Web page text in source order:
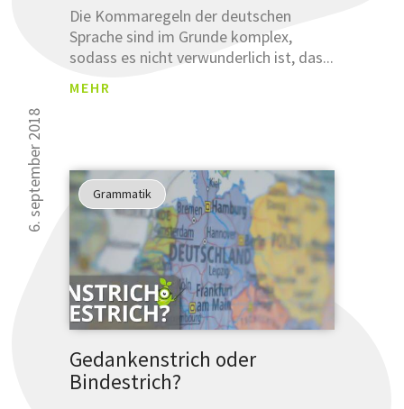
Die Kommaregeln der deutschen
Sprache sind im Grunde komplex,
sodass es nicht verwunderlich ist, das...
MEHR
6. september 2018 Grammatik
Gedankenstrich oder
Bindestrich?